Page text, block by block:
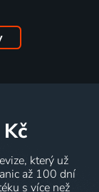
který už
až 100 dní
s více než